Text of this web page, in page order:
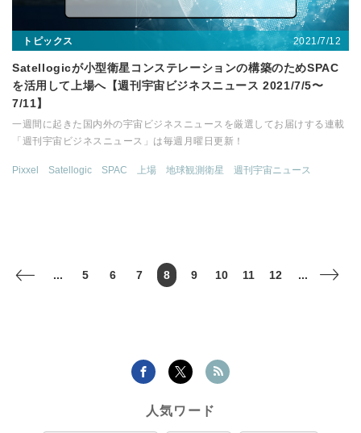
トピックス 2021/7/12
Satellogicが小型衛星コンステレーションの構築のためSPAC
を活用して上場へ【週刊宇宙ビジネスニュース 2021/7/5〜
7/11】
一週間に起きた国内外の宇宙ビジネスニュースを厳選してお届けする連載
「週刊宇宙ビジネスニュース」は毎週月曜日更新！
Pixxel Satellogic SPAC 上場 地球観測衛星 週刊宇宙ニュース
< ... 5 6 7 8 9 10 11 12 ... >
人気ワード